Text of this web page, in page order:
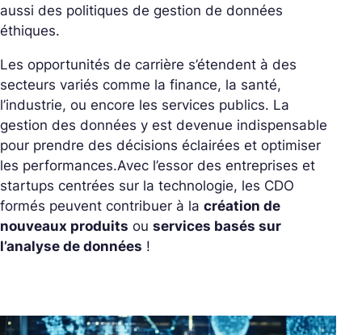
aussi des politiques de gestion de données
éthiques.
Les opportunités de carrière s’étendent à des
secteurs variés comme la finance, la santé,
l’industrie, ou encore les services publics. La
gestion des données y est devenue indispensable
pour prendre des décisions éclairées et optimiser
les performances.Avec l’essor des entreprises et
startups centrées sur la technologie, les CDO
formés peuvent contribuer à la création de
nouveaux produits ou services basés sur
l’analyse de données !